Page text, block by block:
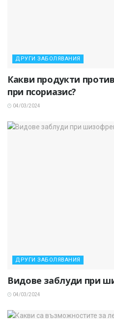
ДРУГИ ЗАБОЛЯВАНИЯ
Какви продукти
при псориазис?
04/03/2024
ДРУГИ ЗАБОЛЯВАНИЯ
Видове заблуди при
04/03/2024